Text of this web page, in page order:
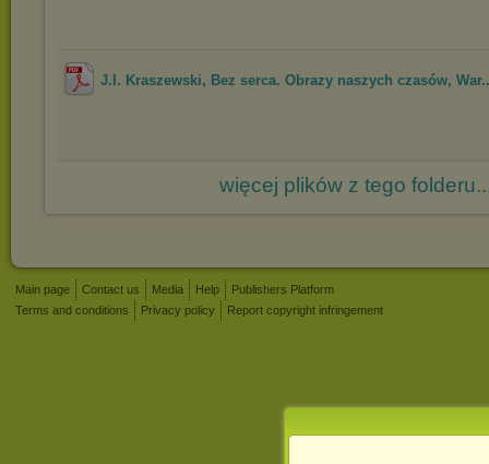
J.I. Kraszewski, Bez serca. Obrazy naszych czasów,
więcej plików z tego
Main page Contact us Media Help
Publishers Platform
Terms and conditions
Privacy policy Report copyright infringement